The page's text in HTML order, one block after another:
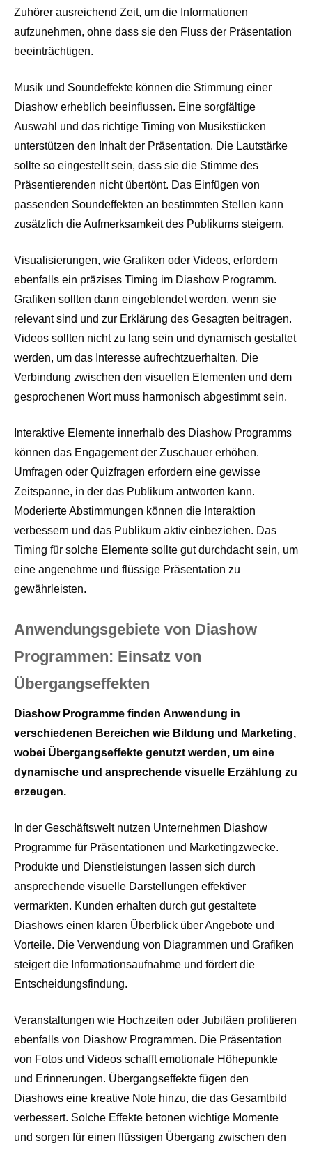
Zuhörer ausreichend Zeit, um die Informationen
aufzunehmen, ohne dass sie den Fluss der Präsentation
beeinträchtigen.
Musik und Soundeffekte können die Stimmung einer
Diashow erheblich beeinflussen. Eine sorgfältige
Auswahl und das richtige Timing von Musikstücken
unterstützen den Inhalt der Präsentation. Die Lautstärke
sollte so eingestellt sein, dass sie die Stimme des
Präsentierenden nicht übertönt. Das Einfügen von
passenden Soundeffekten an bestimmten Stellen kann
zusätzlich die Aufmerksamkeit des Publikums steigern.
Visualisierungen, wie Grafiken oder Videos, erfordern
ebenfalls ein präzises Timing im Diashow Programm.
Grafiken sollten dann eingeblendet werden, wenn sie
relevant sind und zur Erklärung des Gesagten beitragen.
Videos sollten nicht zu lang sein und dynamisch gestaltet
werden, um das Interesse aufrechtzuerhalten. Die
Verbindung zwischen den visuellen Elementen und dem
gesprochenen Wort muss harmonisch abgestimmt sein.
Interaktive Elemente innerhalb des Diashow Programms
können das Engagement der Zuschauer erhöhen.
Umfragen oder Quizfragen erfordern eine gewisse
Zeitspanne, in der das Publikum antworten kann.
Moderierte Abstimmungen können die Interaktion
verbessern und das Publikum aktiv einbeziehen. Das
Timing für solche Elemente sollte gut durchdacht sein, um
eine angenehme und flüssige Präsentation zu
gewährleisten.
Anwendungsgebiete von Diashow
Programmen: Einsatz von
Übergangseffekten
Diashow Programme finden Anwendung in
verschiedenen Bereichen wie Bildung und Marketing,
wobei Übergangseffekte genutzt werden, um eine
dynamische und ansprechende visuelle Erzählung zu
erzeugen.
In der Geschäftswelt nutzen Unternehmen Diashow
Programme für Präsentationen und Marketingzwecke.
Produkte und Dienstleistungen lassen sich durch
ansprechende visuelle Darstellungen effektiver
vermarkten. Kunden erhalten durch gut gestaltete
Diashows einen klaren Überblick über Angebote und
Vorteile. Die Verwendung von Diagrammen und Grafiken
steigert die Informationsaufnahme und fördert die
Entscheidungsfindung.
Veranstaltungen wie Hochzeiten oder Jubiläen profitieren
ebenfalls von Diashow Programmen. Die Präsentation
von Fotos und Videos schafft emotionale Höhepunkte
und Erinnerungen. Übergangseffekte fügen den
Diashows eine kreative Note hinzu, die das Gesamtbild
verbessert. Solche Effekte betonen wichtige Momente
und sorgen für einen flüssigen Übergang zwischen den